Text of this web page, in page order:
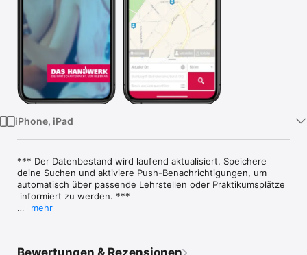
iPhone, iPad
*** Der Datenbestand wird laufend aktualisiert. Speichere
deine Suchen und aktiviere Push-Benachrichtigungen, um
automatisch über passende Lehrstellen oder Praktikumsplätze
informiert zu werden. ***
mehr
Bewertungen & Rezensionen